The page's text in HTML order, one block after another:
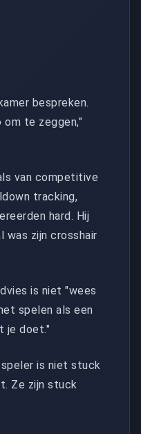
bespreken.
om te zeggen,"
van competitive
tracking,
hard. Hij
was zijn crosshair
is niet "wees
spelen als een
je doet."
is niet stuck
Ze zijn stuck